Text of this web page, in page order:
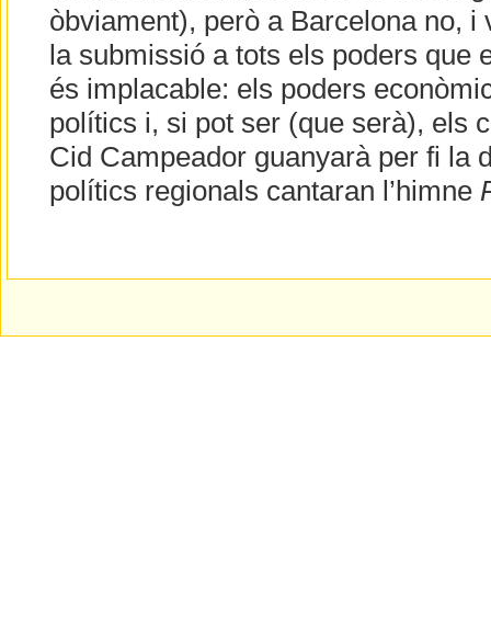
òbviament), però a Barcelona no, i
la submissió a tots els poders que
és implacable: els poders
polítics i, si pot ser (que serà), els
Cid Campeador guanyarà per fi la
polítics regionals cantaran l’himne